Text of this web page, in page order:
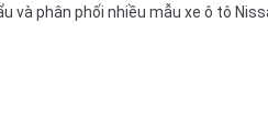
và phân phối nhiều mẫu xe ô tô